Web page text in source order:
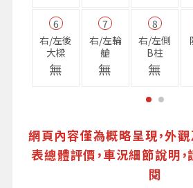
6
右/左後
大樑
無
7
右/左輪
艙
無
8
右/左側
B柱
無
網頁內容僅為概略呈現，外
表總體評價，車況細節說明
閱